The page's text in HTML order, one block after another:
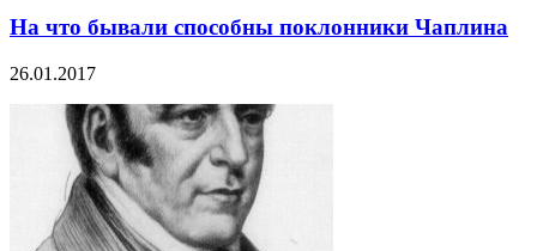
На что бывали способны поклонники Чаплина
26.01.2017